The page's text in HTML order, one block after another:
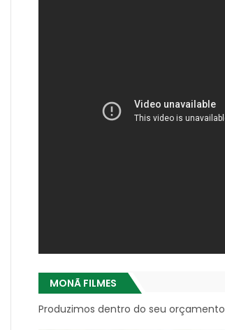
MONÃ FILMES
Produzimos dentro do seu orçamento